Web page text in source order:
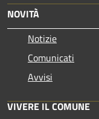
NOVITÀ
Notizie
Comunicati
Avvisi
VIVERE IL COMUNE